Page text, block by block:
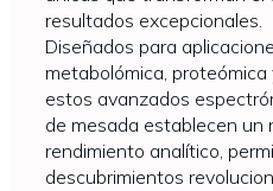
resultados excepcionales.
Diseñados para
metabolómica,
estos avanzados
de mesada establecen un
rendimiento analítico,
descubrimientos